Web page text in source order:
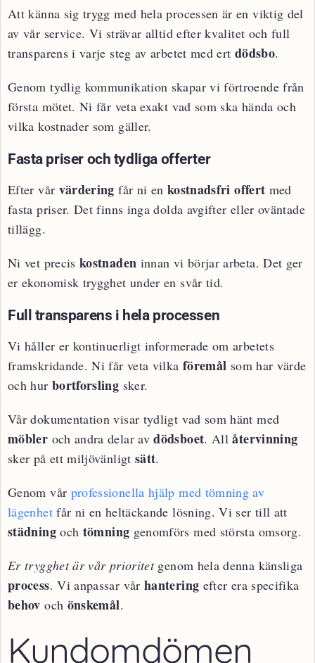
Att känna sig trygg med hela processen är en viktig del
av vår service. Vi strävar alltid efter kvalitet och full
transparens i varje steg av arbetet med ert dödsbo.
Genom tydlig kommunikation skapar vi förtroende från
första mötet. Ni får veta exakt vad som ska hända och
vilka kostnader som gäller.
Fasta priser och tydliga offerter
Efter vår värdering får ni en kostnadsfri offert med
fasta priser. Det finns inga dolda avgifter eller oväntade
tillägg.
Ni vet preciskostnaden innan vi börjar arbeta. Det ger
er ekonomisk trygghet under en svår tid.
Full transparens i hela processen
Vi håller er kontinuerligt informerade om arbetets
framskridande. Ni får veta vilka föremål som har värde
och hur bortforsling sker.
Vår dokumentation visar tydligt vad som hänt med
möbler och andra delar avdödsboet. Allåtervinning
sker på ett miljövänligt sätt.
Genom vår professionella hjälp med tömning av
lägenhetfår ni en heltäckande lösning. Vi ser till att
städningoch tömning genomförs med största omsorg.
Er trygghet är vår prioritetgenom hela denna känsliga
process. Vi anpassar vårhantering efter era specifika
behov och önskemål.
Kundomdömen